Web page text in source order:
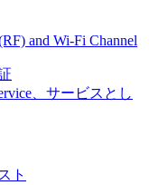
and Wi-Fi Channel
、サービスとし
ト